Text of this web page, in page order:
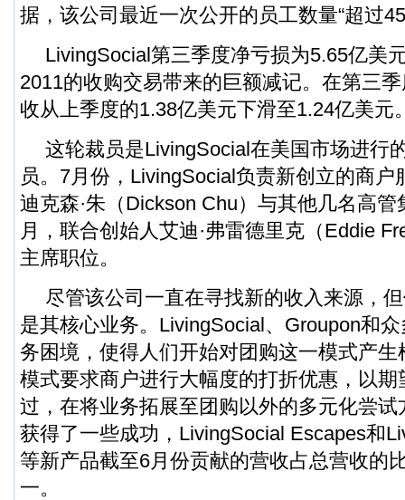
据，该公司最近一次公开的员工数量“超过
LivingSocial第三季度净亏损为5.65亿美
2011的收购交易带来的巨额减记。在第三
收从上季度的1.38亿美元下滑至1.24亿美元
这轮裁员是LivingSocial在美国市场进行
员。7月份，LivingSocial负责新创立的商户
迪克森·朱（Dickson Chu）与其他几名高
月，联合创始人艾迪·弗雷德里克（Eddie
主席职位。
尽管该公司一直在寻找新的收入来源，
是其核心业务。LivingSocial、 Groupon和
务困境，使得人们开始对团购这一模式产
模式要求商户进行大幅度的打折优惠，以
过，在将业务拓展至团购以外的多元化尝
获得了一些成功，LivingSocial Escapes和
等新产品截至6月份贡献的营收占总营收的
一。